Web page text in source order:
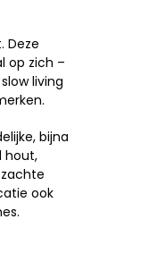
Deze
op zich –
living
bijna
hout,
ook